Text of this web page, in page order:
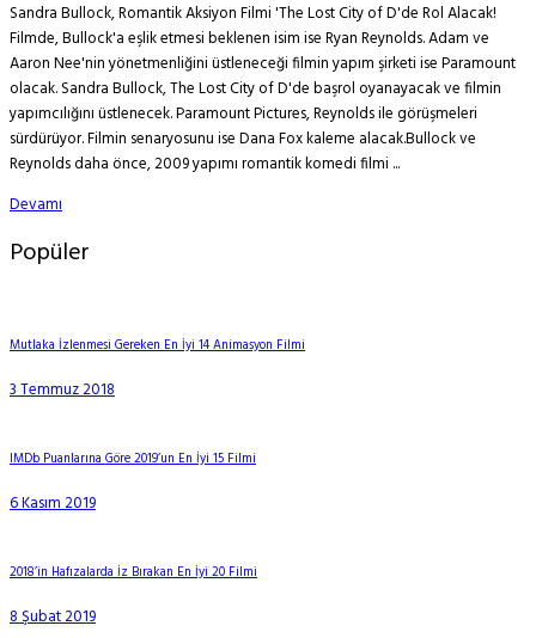
Sandra Bullock, Romantik Aksiyon Filmi 'The Lost City of D'de Rol Alacak!
Filmde, Bullock'a eşlik etmesi beklenen isim ise Ryan Reynolds. Adam ve
Aaron Nee'nin yönetmenliğini üstleneceği filmin yapım şirketi ise Paramount
olacak. Sandra Bullock, The Lost City of D'de başrol oyanayacak ve filmin
yapımcılığını üstlenecek. Paramount Pictures, Reynolds ile görüşmeleri
sürdürüyor. Filmin senaryosunu ise Dana Fox kaleme alacak.Bullock ve
Reynolds daha önce, 2009 yapımı romantik komedi filmi ...
Devamı
Popüler
Mutlaka İzlenmesi Gereken En İyi 14 Animasyon Filmi
3 Temmuz 2018
IMDb Puanlarına Göre 2019’un En İyi 15 Filmi
6 Kasım 2019
2018’in Hafızalarda İz Bırakan En İyi 20 Filmi
8 Şubat 2019